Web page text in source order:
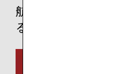
航空機および機内
る情報